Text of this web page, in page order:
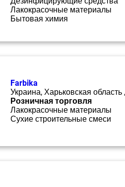
Лакокрасочные материалы
Бытовая химия
Farbika
Украина, Харьковская область
Розничная торговля
Лакокрасочные материалы
Сухие строительные смеси